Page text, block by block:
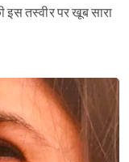
तस्वीर पर खूब सारा